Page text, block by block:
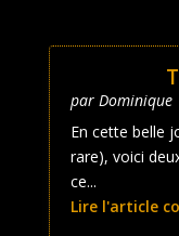
par Dominique
En cette belle
rare), voici
ce...
Lire l'article